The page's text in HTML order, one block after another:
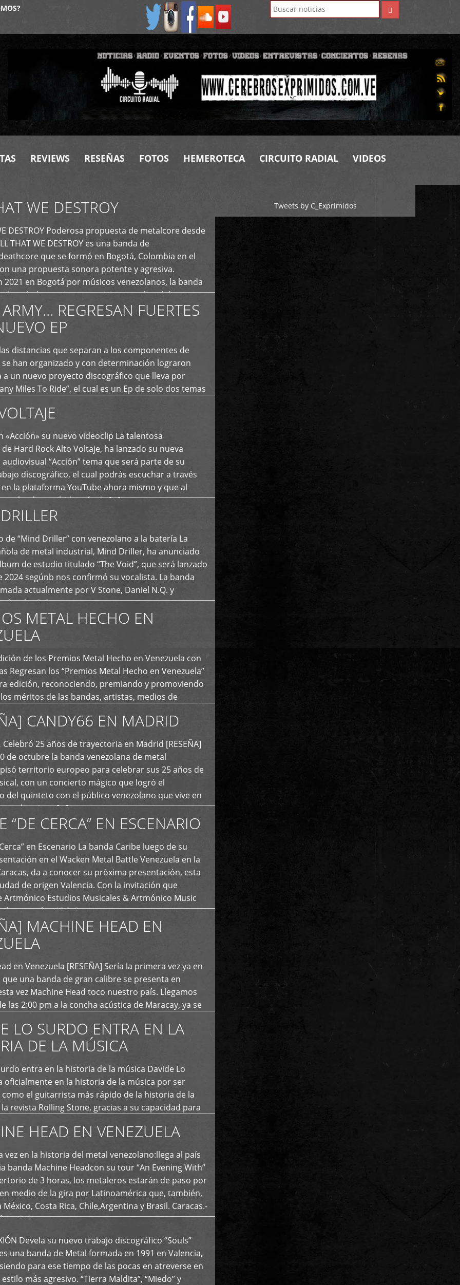
REVIEWS RESEÑAS FOTOS HEMEROTECA CIRCUITO RADIAL VIDEOS
WE DESTROY
DESTROY Poderosa propuesta de metalcore desde
THAT WE DESTROY es una banda de
que se formó en Bogotá, Colombia en el
una propuesta sonora potente y agresiva.
2021 en Bogotá por músicos venezolanos, la banda
demoledores, ritmos vertiginosos y breakdowns
creando […]REGRESAN FUERTES
EP
distancias que separan a los componentes de
se han organizado y con determinación lograron
a un nuevo proyecto discográfico que lleva por
Miles To Ride”, el cual es un Ep de solo dos temas
[…]
«Acción» su nuevo videoclip La talentosa
Hard Rock Alto Voltaje, ha lanzado su nueva
“Acción” tema que será parte de su
discográfico, el cual podrás escuchar a través
la plataforma YouTube ahora mismo y que al
ya ha recibido más de […]
de “Mind Driller” con venezolano a la batería La
de metal industrial, Mind Driller, ha anunciado
de estudio titulado “The Void”, que será lanzado
2024 segúnb nos confirmó su vocalista. La banda
actualmente por V Stone, Daniel N.Q. y
a las […]
METAL HECHO EN
de los Premios Metal Hecho en Venezuela con
Regresan los “Premios Metal Hecho en Venezuela”
edición, reconociendo, premiando y promoviendo
méritos de las bandas, artistas, medios de
tendencias del metal y […]
CANDY66 EN MADRID
Celebró 25 años de trayectoria en Madrid [RESEÑA]
de octubre la banda venezolana de metal
territorio europeo para celebrar sus 25 años de
con un concierto mágico que logró el
del quinteto con el público venezolano que vive en
que los sigue […]
“DE CERCA” EN ESCENARIO
en Escenario La banda Caribe luego de su
en el Wacken Metal Battle Venezuela en la
da a conocer su próxima presentación, esta
de origen Valencia. Con la invitación que
Artmónico Estudios Musicales & Artmónico Music
cumplen 12 […]
MACHINE HEAD EN
en Venezuela [RESEÑA] Sería la primera vez ya en
una banda de gran calibre se presenta en
vez Machine Head toco nuestro país. Llegamos
las 2:00 pm a la concha acústica de Maracay, ya se
LO SURDO ENTRA EN LA
DE LA MÚSICA
entra en la historia de la música Davide Lo
oficialmente en la historia de la música por ser
el guitarrista más rápido de la historia de la
revista Rolling Stone, gracias a su capacidad para
HEAD EN VENEZUELA
vez en la historia del metal venezolano:llega al país
banda Machine Headcon su tour “An Evening With”
de 3 horas, los metaleros estarán de paso por
medio de la gira por Latinoamérica que, también,
México, Costa Rica, Chile,Argentina y Brasil. Caracas.-
[…]
Devela su nuevo trabajo discográfico “Souls”
una banda de Metal formada en 1991 en Valencia,
para ese tiempo de las pocas en atreverse en
más agresivo. “Tierra Maldita”, “Miedo” y
Tweets by C_Exprimidos